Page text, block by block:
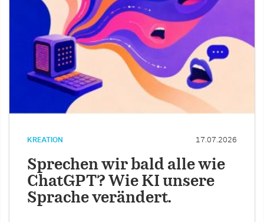
KREATION 17.07.2026
Sprechen wir bald alle wie
ChatGPT? Wie KI unsere
Sprache verändert.